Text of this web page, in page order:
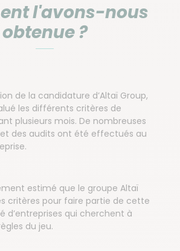
l'avons-nous
obtenue ?
de la candidature d’Altaï Group,
les différents critères de
plusieurs mois. De nombreuses
des audits ont été effectués au
estimé que le groupe Altaï
critères pour faire partie de cette
d’entreprises qui cherchent à
du jeu.